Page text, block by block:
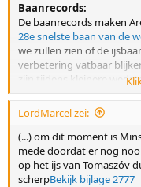
Baanrecords:
De baanrecords maken
28e snelste baan van de
we zullen zien of de
verbetering vatbaar
zijn tijdens kleinere
internationaal veld
langste afstanden (5km
(3km V, 5km M) zijn hier
gereden.
4.14,11 van
LordMarcel zei:
(...) om dit moment is
mede doordat er nog
op het ijs van Tomaszóv
scherpBekijk bijlage 2777